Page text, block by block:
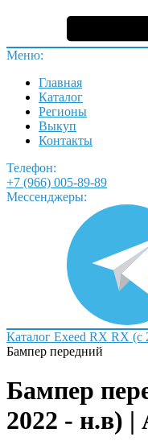
Меню:
Главная
Каталог
Регионы
Выкуп
Контакты
Телефон:
+7 (966) 005-89-89
Мессенджеры:
Каталог Exeed RX RX (c
Бампер передний
Бампер
2022 - н.в) |